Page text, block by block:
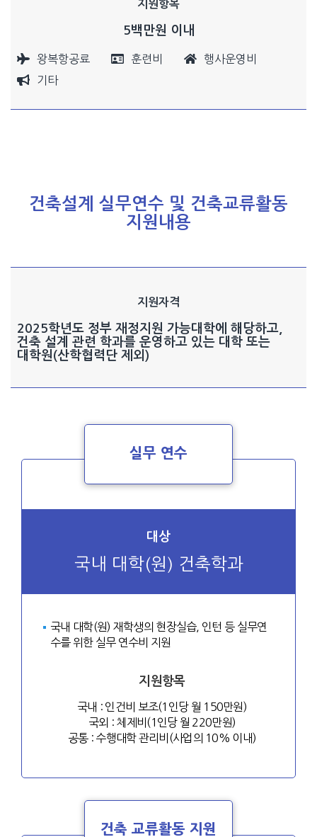
지원항목
5백만원 이내
왕복항공료 훈련비
행사운영비
기타
건축설계 실무연수 및 건축교류활동
지원내용
지원자격
2025학년도 정부 재정지원 가능대학에 해당하고,
건축 설계 관련 학과를 운영하고 있는 대학 또는
대학원(산학협력단 제외)
실무 연수
대상
국내 대학(원) 건축학과
국내 대학(원) 재학생의 현장실습, 인턴 등 실무연
수를 위한 실무 연수비 지원
지원항목
국내 : 인건비 보조(1인당 월 150만원)
국외 : 체제비(1인당 월 220만원)
공통 : 수행대학 관리비(사업의 10% 이내)
건축 교류활동 지원